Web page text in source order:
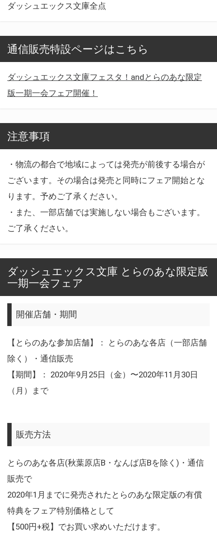
ダッシュエックス文庫全点
通信販売特設ページはこちら
ダッシュエックス文庫フェスタ！andとらのあな限定
版一期一会フェア開催！
注意事項
・物流の都合で地域によっては発売が前後する場合が
ございます。その場合は発売と同時にフェア開始とな
ります。予めご了承ください。
・また、一部店舗では実施しない場合もございます。
ご了承ください。
ダッシュエックス文庫 とらのあな限定版
一期一会フェア
開催店舗・期間
【とらのあな参加店舗】： とらのあな各店（一部店舗
除く）・通信販売
【期間】： 2020年9月25日（金）〜2020年11月30日
（月）まで
販売方法
とらのあな各店(秋葉原店B・なんば店Bを除く)・通信
販売で
2020年1月までに発売されたとらのあな限定版の有償
特典をフェア特別価格として
【500円+税】でお買い求めいただけます。